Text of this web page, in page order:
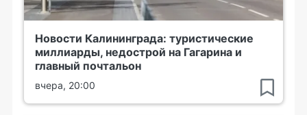
Новости Калининграда: туристические
миллиарды, недострой на Гагарина и
главный почтальон
вчера, 20:00